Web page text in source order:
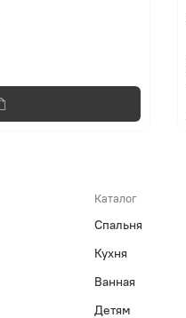
Каталог
Спальня
Кухня
Ванная
Детям